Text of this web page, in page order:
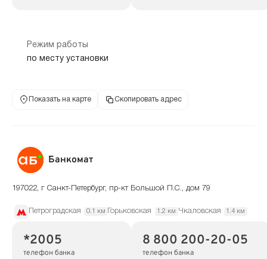
Режим работы
по месту установки
Показать на карте Скопировать адрес
Банкомат
197022, г Санкт-Петербург, пр-кт Большой П.С., дом 79
Петроградская 0.1 км Горьковская 1.2 км Чкаловская 1.4 км
*2005
телефон банка
8 800 200-20-05
телефон банка